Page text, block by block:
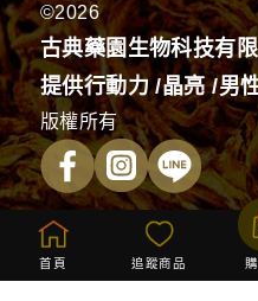
©2026
古典藥園生物科技有
提供行動力 /晶亮 /男
版權所有
首頁 追蹤商品